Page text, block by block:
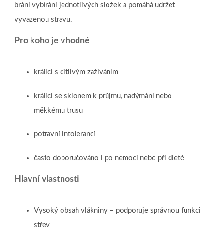
brání vybírání jednotlivých složek a pomáhá udržet
vyváženou stravu.
Pro koho je vhodné
králíci s citlivým zažíváním
králíci se sklonem k průjmu, nadýmání nebo
měkkému trusu
potravní intolerancí
často doporučováno i po nemoci nebo při dietě
Hlavní vlastnosti
Vysoký obsah vlákniny – podporuje správnou funkci
střev